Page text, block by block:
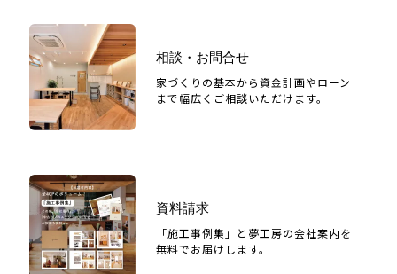
相談・お問合せ
家づくりの基本から資金計画やローン
まで幅広くご相談いただけます。
資料請求
「施工事例集」と夢工房の会社案内を
無料でお届けします。